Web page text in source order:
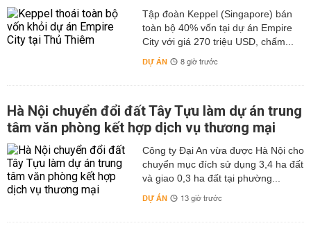
Tập đoàn Keppel (Singapore) bán
toàn bộ 40% vốn tại dự án Empire
City với giá 270 triệu USD, chấm...
DỰ ÁN 8 giờ trước
Hà Nội chuyển đổi đất Tây Tựu làm dự án trung
tâm văn phòng kết hợp dịch vụ thương mại
Công ty Đại An vừa được Hà Nội cho
chuyển mục đích sử dụng 3,4 ha đất
và giao 0,3 ha đất tại phường...
DỰ ÁN 13 giờ trước